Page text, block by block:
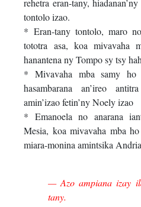
rehetra eran-tany,
tontolo izao.
* Eran-tany tontolo, maro
tototra asa, koa mivavaha
hanantena ny Tompo sy tsy
* Mivavaha mba samy ho
hasambarana an’ireo
amin’izao fetin’ny Noely izao
* Emanoela no anarana
Mesia, koa mivavaha mba
miara-monina amintsika
— Azo ampiana izay
tany.